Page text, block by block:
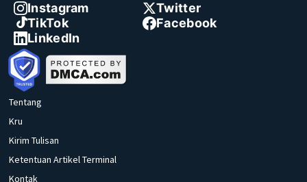
Instagram
Twitter
TikTok
Facebook
LinkedIn
Tentang
Kru
Kirim Tulisan
Ketentuan Artikel Terminal
Kontak